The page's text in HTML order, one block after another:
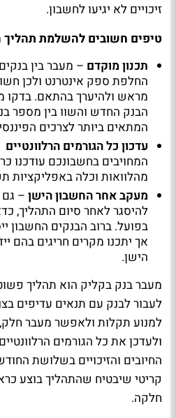
זיכויים לא יגיעו לחשבון.
טיפים חשובים להשלמת תהליך
תכנון מוקדם – מעבר בין
החלפת ספק אינטרנט ולכן
מראש ולהיערך בהתאם.
הבנק החדש והשוו בין מספר
המתאים ביותר לצרכים
עדכון כל הגורמים הרלוונטיים
המחויבים בחשבונכם עודכנו
מהלוואות וכלה באפליקציות
מעקב אחר החשבון הישן –
להיסגר לאחר סיום התהליך,
בפועל. ברוב הבנקים החשבון
אך יתכנו מקרים חריגים בהם
הישן.
מעבר בנק בקליק הוא תהליך
לעבור לבנק עם תנאים עדיפים
למנוע תקלות ולאפשר מעבר
ולעדכן את כל הגורמים
החיובים והזיכויים בשלושת
קריטי שיבטיח שהתהליך בוצע
חלקה.